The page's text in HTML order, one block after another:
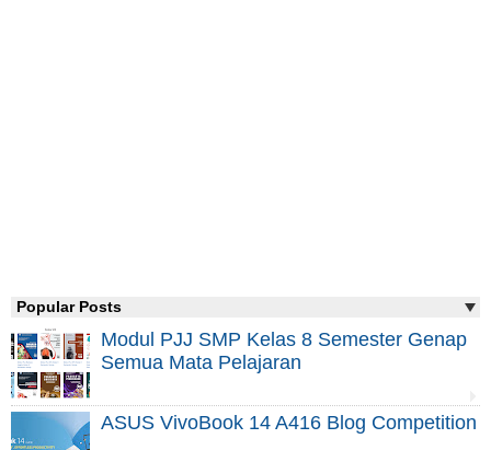
Popular Posts
Modul PJJ SMP Kelas 8 Semester Genap
Semua Mata Pelajaran
ASUS VivoBook 14 A416 Blog Competition